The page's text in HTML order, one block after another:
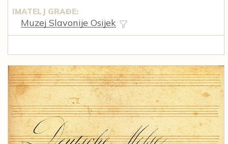
IMATELJ GRAĐE:
Muzej Slavonije Osijek